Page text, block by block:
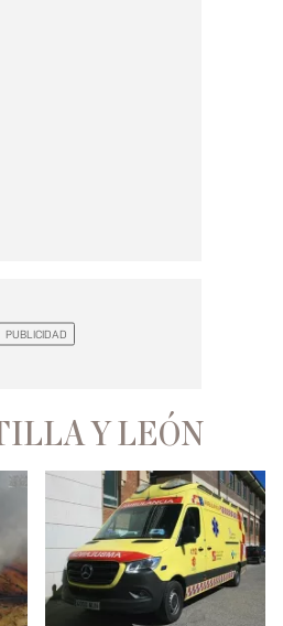
Y LEÓN